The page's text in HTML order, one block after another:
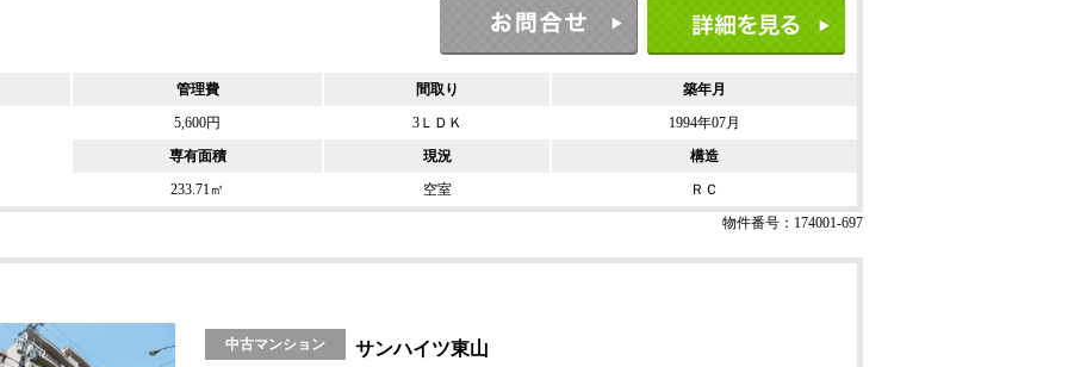
管理費 間取り
築年月
5,600円
3ＬＤＫ
1994年07月
専有面積
現況
構造
233.71㎡
空室
ＲＣ
物件番号：174001-697
中古マンション サンハイツ東山